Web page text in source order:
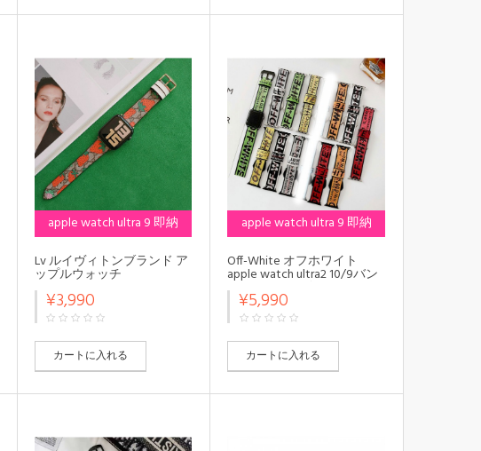
10/98/7バンド 調節可能 人愛用，アップルウォッチ
apple watch ultra 9 即納
Lv ルイヴィトンブランド ア
ップルウォッチ
10/9/se2/ultra2ハンド かわ
いい Apple Watch 10 9 x se4
ベルト 腕時計 ストラップ
apple watch ultra2 10/9バン
ド 45mmメンズ レディース
アップルウォッチ10/9/Ultra
49mmバンド 芸能人愛用，
ンド 調節可能
¥3,990
カートに入れる
apple watch ultra 9 即納
Off-White オフホワイト
apple watch ultra2 10/9バン
ド 45mmメンズ レディース
apple watch
10/9/8/SE2/ULTRAストラッ
プ ファッションモノグラム
アップルウォッチ
10/x/ultra2/SE2バンド レザ
ー製Apple Watch 7 8 9 10 x
¥5,990
カートに入れる